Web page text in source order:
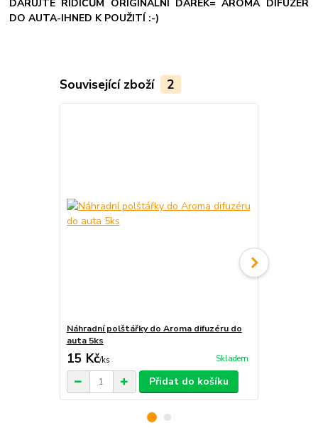
DARUJTE ŘIDIČŮM ORIGINÁLNÍ DÁREK= AROMA DIFUZÉR
DO AUTA-IHNED K POUŽITÍ :-)
Související zboží 2
Náhradní polštářky do Aroma difuzéru do
auta 5ks
15 Kč/ks Skladem
Přidat do košíku